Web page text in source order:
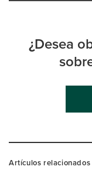
¿Desea
Artículos relacionados